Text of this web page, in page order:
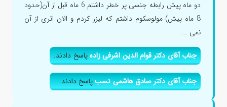
دو ماه پیش رابطه جنسی پر خطر داشتم 6 ماه قبل از آن(حدود
8 ماه پیش) مولوسکوم داشتم که لیزر کردم و الان اثری از آن
نمی ...
جناب آقای دکتر قوام الدین اشرفی زادهپاسخ دادند.
جناب آقای دکتر صادق هاشمی نسبپاسخ دادند.